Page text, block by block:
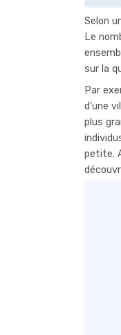
Selon
Le
sur la
Par
d'une
plus
petite.